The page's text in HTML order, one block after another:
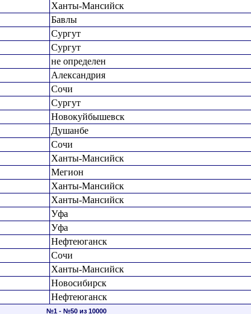
Ханты-Мансийск
Бавлы
Сургут
Сургут
не определен
Александрия
Сочи
Сургут
Новокуйбышевск
Душанбе
Сочи
Ханты-Мансийск
Мегион
Ханты-Мансийск
Ханты-Мансийск
Уфа
Уфа
Нефтеюганск
Сочи
Ханты-Мансийск
Новосибирск
Нефтеюганск
№1 - №50 из 10000